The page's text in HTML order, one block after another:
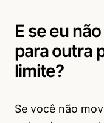
E se eu
para outra
limite?
Se você não